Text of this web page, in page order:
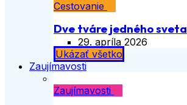
Cestovanie
Dve tváre jedného sveta
29. apríla 2026
Ukázať všetko
Zaujímavosti
Zaujímavosti